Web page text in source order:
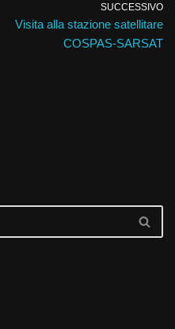
SUCCESSIVO
Visita alla stazione satellitare
COSPAS-SARSAT